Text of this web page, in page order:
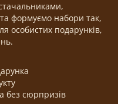
та формуємо набори так,
особистих подарунків,
без сюрпризів